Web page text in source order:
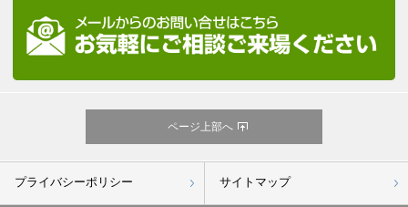
ページ上部へ
プライバシーポリシー サイトマップ